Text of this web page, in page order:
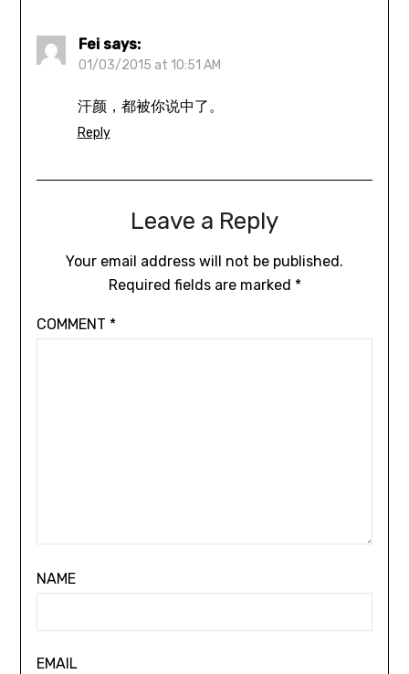
Fei says:
01/03/2015 at 10:51 AM
汗颜，都被你说中了。
Reply
Leave a Reply
Your email address will not be published.
Required fields are marked *
COMMENT *
NAME
EMAIL